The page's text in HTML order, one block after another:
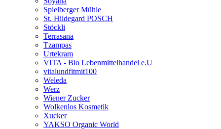
Spielberger Mühle
St. Hildegard POSCH
Stöckli
Terrasana
Tzampas
Urtekram
VITA - Bio Lebenmittelhandel e.U
vitalundfitmit100
Weleda
Werz
Wiener Zucker
Wolkenlos Kosmetik
Xucker
YAKSO Organic World